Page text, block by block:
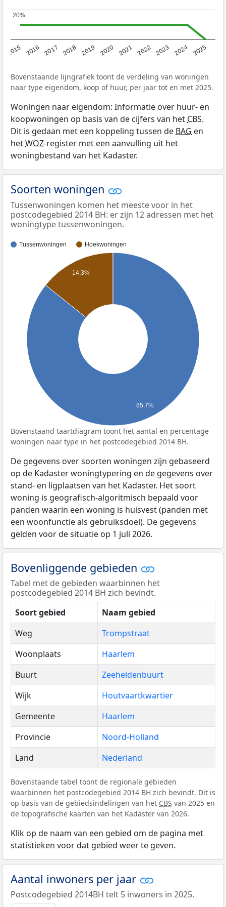
2015 2016 2017 2018 2019 2020 2021 2022 2023 2024 2025
20%
20%
Bovenstaande lijngrafiek toont de verdeling van woningen
naar type eigendom, koop of huur, per jaar tot en met 2025.
Woningen naar eigendom: Informatie over huur- en
koopwoningen op basis van de cijfers van hetCBS.
Dit is gedaan met een koppeling tussen deBAG en
hetWOZ-register met een aanvulling uit het
woningbestand van het Kadaster.
Soorten woningen
Tussenwoningen komen het meeste voor in het
postcodegebied 2014 BH: er zijn 12 adressen met het
woningtype tussenwoningen.
Tussenwoningen Hoekwoningen
14,3%
85,7%
Bovenstaand taartdiagram toont het aantal en percentage
woningen naar type in het postcodegebied 2014 BH.
De gegevens over soorten woningen zijn gebaseerd
op de Kadaster woningtypering en de gegevens over
stand- en ligplaatsen van het Kadaster. Het soort
woning is geografisch-algoritmisch bepaald voor
panden waarin een woning is huisvest (panden met
een woonfunctie als gebruiksdoel). De gegevens
gelden voor de situatie op 1 juli 2026.
Bovenliggende gebieden
Tabel met de gebieden waarbinnen het
postcodegebied 2014 BH zich bevindt.
Soort gebied
Naam gebied
Weg
Trompstraat
Woonplaats
Haarlem
Buurt
Zeeheldenbuurt
Wijk
Houtvaartkwartier
Gemeente
Haarlem
Provincie
Noord-Holland
Land
Nederland
Bovenstaande tabel toont de regionale gebieden
waarbinnen het postcodegebied 2014 BH zich bevindt. Dit is
op basis van de gebiedsindelingen van het CBS van 2025 en
de topografische kaarten van het Kadaster van 2026.
Klik op de naam van een gebied om de pagina met
statistieken voor dat gebied weer te geven.
Aantal inwoners per jaar
Postcodegebied 2014BH telt 5 inwoners in 2025.